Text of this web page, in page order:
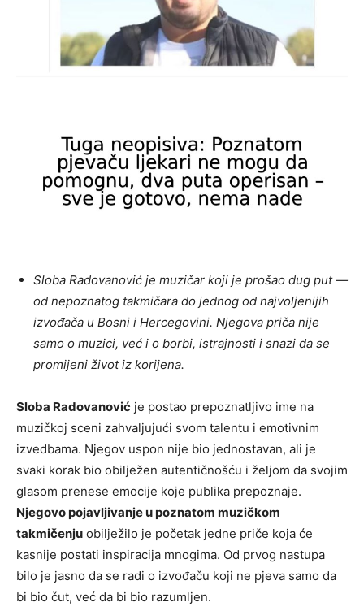
Sloba Radovanović je muzičar koji je prošao dug put —
od nepoznatog takmičara do jednog od najvoljenijih
izvođača u Bosni i Hercegovini. Njegova priča nije
samo o muzici, već i o borbi, istrajnosti i snazi da se
promijeni život iz korijena.
Sloba Radovanović je postao prepoznatljivo ime na
muzičkoj sceni zahvaljujući svom talentu i emotivnim
izvedbama. Njegov uspon nije bio jednostavan, ali je
svaki korak bio obilježen autentičnošću i željom da svojim
glasom prenese emocije koje publika prepoznaje.
Njegovo pojavljivanje u poznatom muzičkom
takmičenju obilježilo je početak jedne priče koja će
kasnije postati inspiracija mnogima. Od prvog nastupa
bilo je jasno da se radi o izvođaču koji ne pjeva samo da
bi bio čut, već da bi bio razumljen.